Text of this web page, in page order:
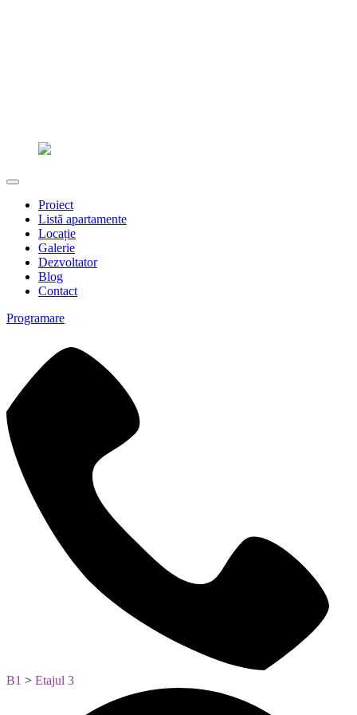
Proiect
Listă apartamente
Locație
Galerie
Dezvoltator
Blog
Contact
Programare
B1 > Etajul 3